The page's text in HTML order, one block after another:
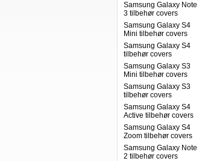
Samsung Galaxy Note
3 tilbehør covers
Samsung Galaxy S4
Mini tilbehør covers
Samsung Galaxy S4
tilbehør covers
Samsung Galaxy S3
Mini tilbehør covers
Samsung Galaxy S3
tilbehør covers
Samsung Galaxy S4
Active tilbehør covers
Samsung Galaxy S4
Zoom tilbehør covers
Samsung Galaxy Note
2 tilbehør covers